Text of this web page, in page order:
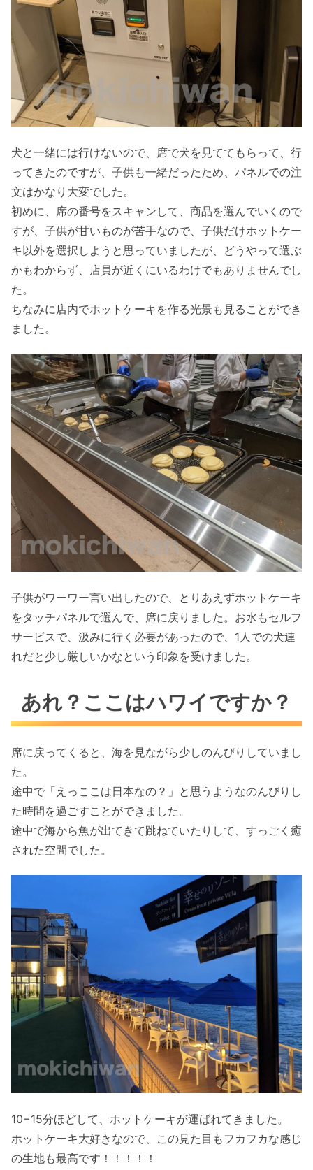
犬と一緒には行けないので、席で犬を見ててもらって、行
ってきたのですが、子供も一緒だったため、パネルでの注
文はかなり大変でした。
初めに、席の番号をスキャンして、商品を選んでいくので
すが、子供が甘いものが苦手なので、子供だけホットケー
キ以外を選択しようと思っていましたが、どうやって選ぶ
かもわからず、店員が近くにいるわけでもありませんでし
た。
ちなみに店内でホットケーキを作る光景も見ることができ
ました。
子供がワーワー言い出したので、とりあえずホットケーキ
をタッチパネルで選んで、席に戻りました。お水もセルフ
サービスで、汲みに行く必要があったので、1人での犬連
れだと少し厳しいかなという印象を受けました。
あれ？ここはハワイですか？
席に戻ってくると、海を見ながら少しのんびりしていまし
た。
途中で「えっここは日本なの？」と思うようなのんびりし
た時間を過ごすことができました。
途中で海から魚が出てきて跳ねていたりして、すっごく癒
された空間でした。
10−15分ほどして、ホットケーキが運ばれてきました。
ホットケーキ大好きなので、この見た目もフカフカな感じ
の生地も最高です！！！！！